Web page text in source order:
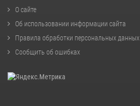
О сайте
Об использовании информации сайта
Правила обработки персональных данных
Сообщить об ошибках